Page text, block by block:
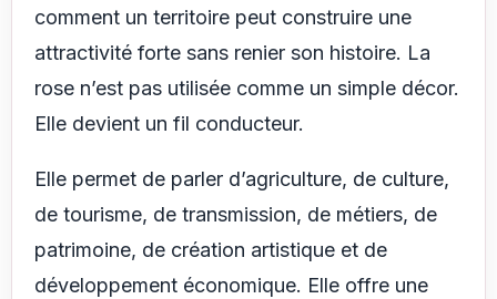
comment un territoire peut construire une
attractivité forte sans renier son histoire. La
rose n’est pas utilisée comme un simple décor.
Elle devient un fil conducteur.
Elle permet de parler d’agriculture, de culture,
de tourisme, de transmission, de métiers, de
patrimoine, de création artistique et de
développement économique. Elle offre une